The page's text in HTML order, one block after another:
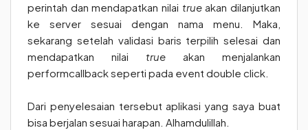
perintah dan mendapatkan nilai trueakan dilanjutkan
ke server sesuai dengan nama menu. Maka,
sekarang setelah validasi baris terpilih selesai dan
mendapatkan nilai true akan menjalankan
performcallback seperti pada event double click.
Dari penyelesaian tersebut aplikasi yang saya buat
bisa berjalan sesuai harapan. Alhamdulillah.